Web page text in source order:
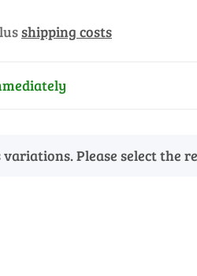
shipping costs
Please select the